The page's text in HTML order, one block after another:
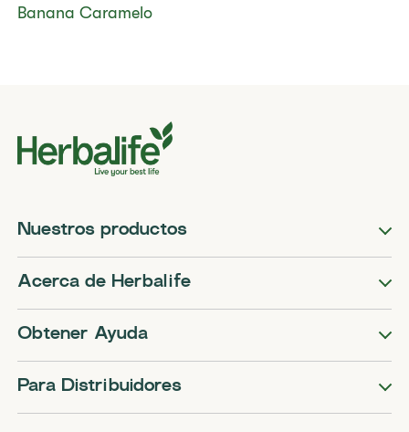
Banana Caramelo
Nuestros productos
Acerca de Herbalife
Obtener Ayuda
Para Distribuidores